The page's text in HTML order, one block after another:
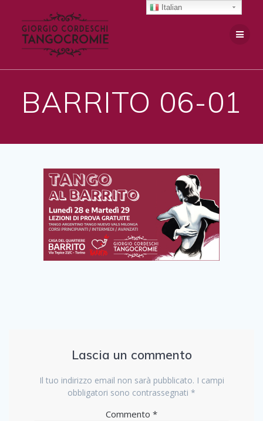
BARRITO 06-01
Lascia un commento
Il tuo indirizzo email non sarà pubblicato. I campi
obbligatori sono contrassegnati *
Commento *
Italian